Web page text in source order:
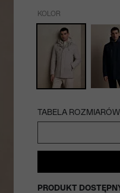
KOLOR
TABELA ROZMIARÓW
PRODUKT